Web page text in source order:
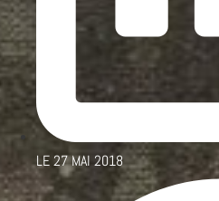
LE27 MAI 2018